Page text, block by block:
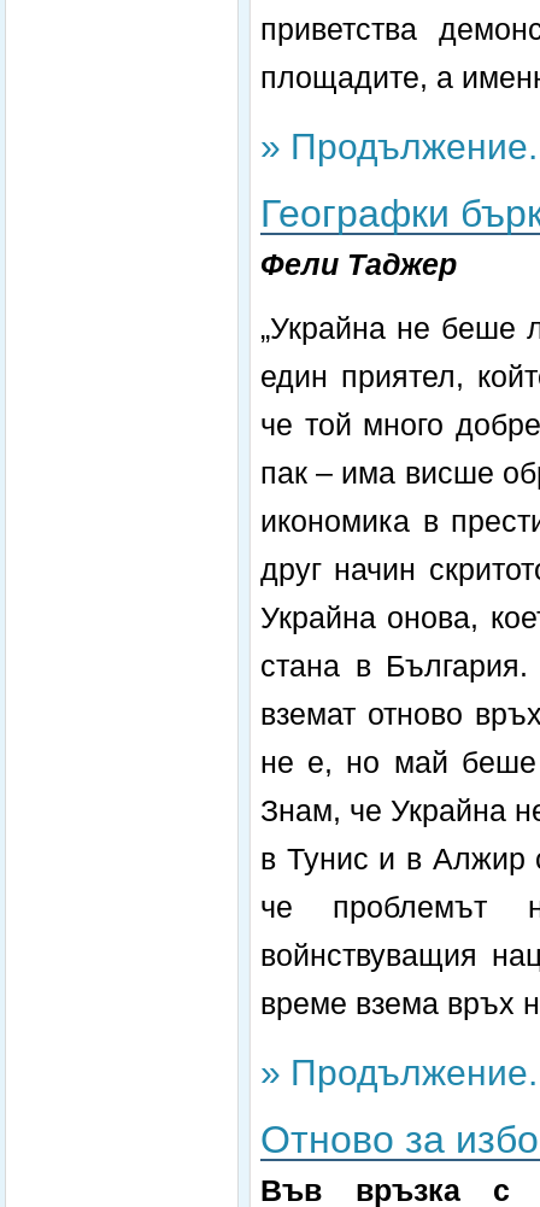
приветства
площадите, а
»
Географки
Фели Таджер
„Украйна не беше
един приятел,
че той много
пак – има висше
икономика в
друг начин
Украйна онова,
стана в
вземат отново
не е, но май беше
Знам, че Украйна
в Тунис и в Алжир
че проблемът
войнствуващия
време взема връх
»
Отново за
Във връзка с